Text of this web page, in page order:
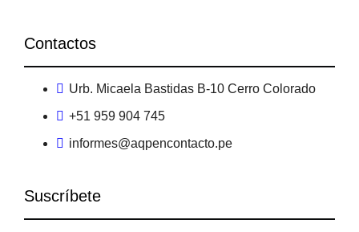
Contactos
Urb. Micaela Bastidas B-10 Cerro Colorado
+51 959 904 745
informes@aqpencontacto.pe
Suscríbete